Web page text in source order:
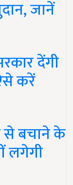
जानें
देंगी
करें
से बचाने के
लगेगी